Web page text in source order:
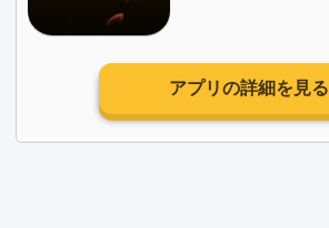
アプリの詳細を見る